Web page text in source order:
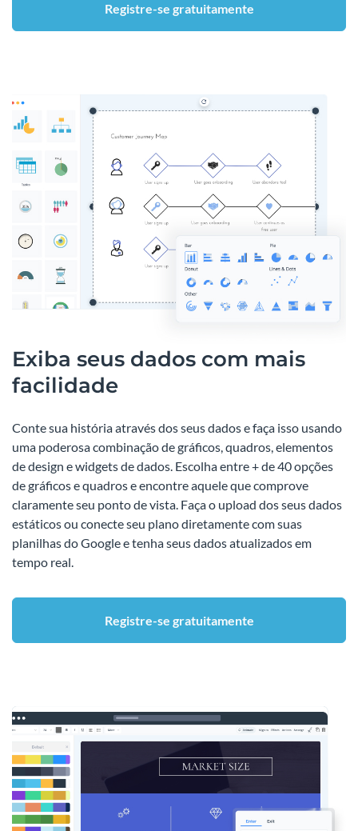
Registre-se gratuitamente
Exiba seus dados com mais
facilidade
Conte sua história através dos seus dados e faça isso usando
uma poderosa combinação de gráficos, quadros, elementos
de design e widgets de dados. Escolha entre + de 40 opções
de gráficos e quadros e encontre aquele que comprove
claramente seu ponto de vista. Faça o upload dos seus dados
estáticos ou conecte seu plano diretamente com suas
planilhas do Google e tenha seus dados atualizados em
tempo real.
Registre-se gratuitamente